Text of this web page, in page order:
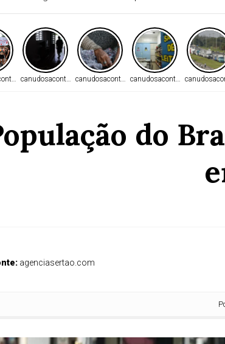
canudosacontece.comcanudosacontece.comcanudosacontece.com
do
agenciasertao.com